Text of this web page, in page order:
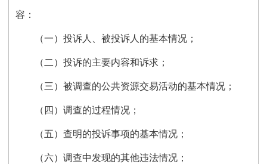
容：
（一）投诉人、被投诉人的基本情况；
（二）投诉的主要内容和诉求；
（三）被调查的公共资源交易活动的基本情况；
（四）调查的过程情况；
（五）查明的投诉事项的基本情况；
（六）调查中发现的其他违法情况；